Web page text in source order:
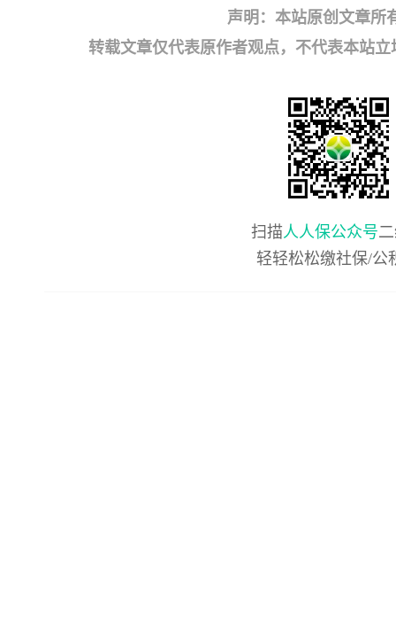
声明：本站原创文章所
转载文章仅代表原作者观点，不代表本站
扫描人人保公众号
轻轻松松缴社保/公